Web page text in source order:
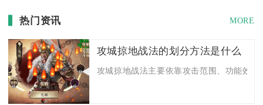
热门资讯 MORE
攻城掠地战法的划分方法是什么
攻城掠地战法主要依靠攻击范围、功能效